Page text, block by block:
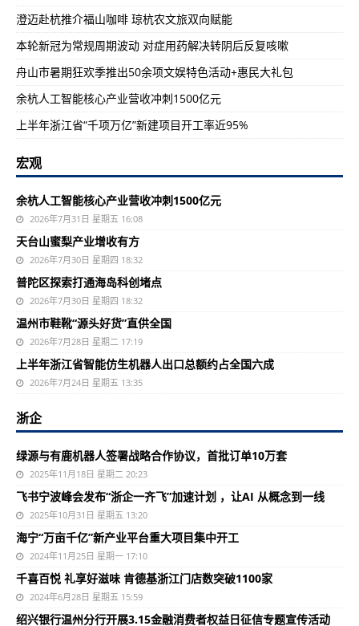
澄迈赴杭推介福山咖啡 琼杭农文旅双向赋能
本轮新冠为常规周期波动 对症用药解决转阴后反复咳嗽
舟山市暑期狂欢季推出50余项文娱特色活动+惠民大礼包
余杭人工智能核心产业营收冲刺1500亿元
上半年浙江省“千项万亿”新建项目开工率近95%
宏观
余杭人工智能核心产业营收冲刺1500亿元
2026年7月31日 星期五 16:08
天台山蜜梨产业增收有方
2026年7月30日 星期四 18:32
普陀区探索打通海岛科创堵点
2026年7月30日 星期四 18:32
温州市鞋靴“源头好货”直供全国
2026年7月28日 星期二 17:19
上半年浙江省智能仿生机器人出口总额约占全国六成
2026年7月24日 星期五 13:35
浙企
绿源与有鹿机器人签署战略合作协议，首批订单10万套
2025年11月18日 星期二 20:23
飞书宁波峰会发布“浙企一齐飞”加速计划 ，让AI 从概念到一线
2025年10月31日 星期五 13:20
海宁“万亩千亿”新产业平台重大项目集中开工
2024年11月25日 星期一 17:10
千喜百悦 礼享好滋味 肯德基浙江门店数突破1100家
2024年6月28日 星期五 15:59
绍兴银行温州分行开展3.15金融消费者权益日征信专题宣传活动